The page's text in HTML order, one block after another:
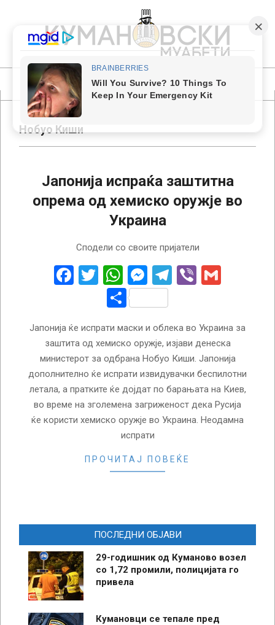
content
КУМАНОВСКИ
МУАБЕТИ
Primary
Navigation
MenuНобуо Киши
Јапонија испраќа заштитна
опрема од хемиско оружје во
Украина
Сподели со своите пријатели
Facebook
Twitter
WhatsApp
Messenger
Telegram
Viber
Share
Јапонија ќе испрати маски и облека во Украина за
заштита од хемиско оружје, изјави денеска
министерот за одбрана Нобуо Киши. Јапонија
дополнително ќе испрати извидувачки беспилотни
летала, а пратките ќе дојдат по барањата на Киев,
во време на зголемена загриженост дека Русија
ќе користи хемиско оружје во Украина. Неодамна
испрати
ПРОЧИТАЈ ПОВЕЌЕ
ПОСЛЕДНИ ОБЈАВИ
29-годишник од Куманово возел
со 1,72 промили, полицијата го
привела
Кумановци се тепале пред